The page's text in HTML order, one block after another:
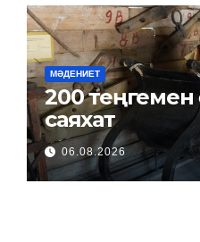
МӘДЕНИЕТ
200 теңгемен өткенге
саяхат
06.08.2026